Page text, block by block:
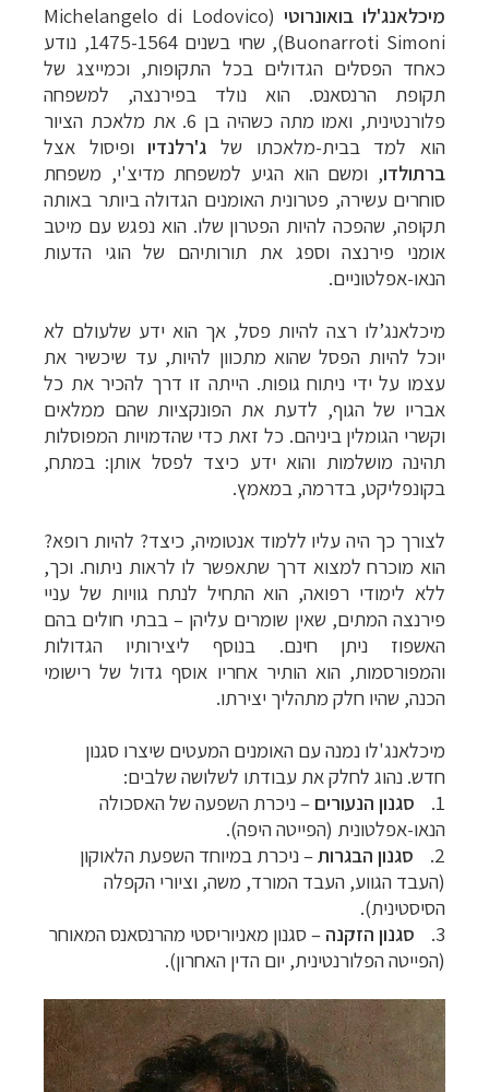
מיכלאנג'לו בואונרוטי
(Michelangelo di Lodovico
Buonarroti Simoni),
שחי בשנים 1475-1564, נודע
כאחד הפסלים הגדולים בכל התקופות, וכמייצג של
תקופת הרנסאנס. הוא נולד בפירנצה, למשפחה
פלורנטינית, ואמו מתה כשהיה בן 6. את מלאכת הציור
הוא למד בבית-מלאכתו של ג'רלנדיוופיסול אצל
ברתולדו, ומשם הוא הגיע למשפחת מדיצ'י, משפחת
סוחרים עשירה, פטרונית האומנים הגדולה ביותר באותה
תקופה, שהפכה להיות הפטרון שלו. הוא נפגש עם מיטב
אומני פירנצה וספג את תורותיהם של הוגי הדעות
הנאו-אפלטוניים.
מיכלאנג’לו רצה להיות פסל, אך הוא ידע שלעולם לא
יוכל להיות הפסל שהוא מתכוון להיות, עד שיכשיר את
עצמו על ידי ניתוח גופות. הייתה זו דרך להכיר את כל
אבריו של הגוף, לדעת את הפונקציות שהם ממלאים
וקשרי הגומלין ביניהם. כל זאת כדי שהדמויות המפוסלות
תהינה מושלמות והוא ידע כיצד לפסל אותן: במתח,
בקונפליקט, בדרמה, במאמץ.
לצורך כך היה עליו ללמוד אנטומיה, כיצד? להיות רופא?
הוא מוכרח למצוא דרך שתאפשר לו לראות ניתוח. וכך,
ללא לימודי רפואה, הוא התחיל לנתח גוויות של עניי
פירנצה המתים, שאין שומרים עליהן– בבתי חולים בהם
האשפוז ניתן חינם. בנוסף ליצירותיו הגדולות
והמפורסמות, הוא הותיר אחריו אוסף גדול של רישומי
הכנה, שהיו חלק מתהליך יצירתו.
מיכלאנג'לו נמנה עם האומנים המעטים שיצרו סגנון
חדש. נהוג לחלק את עבודתו לשלושה שלבים:
1.
סגנון הנעורים –ניכרת השפעה של האסכולה
הנאו-אפלטונית (הפייטה היפה).
2.
סגנון הבגרות –ניכרת במיוחד השפעת הלאוקון
(העבד הגווע, העבד המורד, משה, וציורי הקפלה
הסיסטינית).
3.
סגנון הזקנה – סגנון מאניוריסטי מהרנסאנס המאוחר
(הפייטה הפלורנטינית, יום הדין האחרון).